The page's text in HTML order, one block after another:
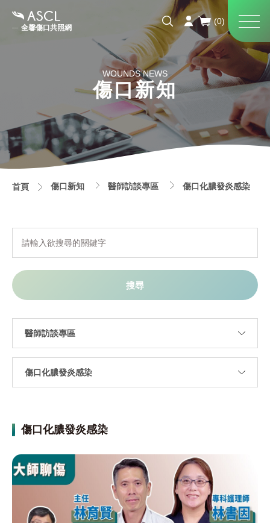
全馨傷口共照網
WOUNDS NEWS
傷口新知
首頁 傷口新知 醫師訪談專區 傷口化膿發炎感染
傷口化膿發炎感染